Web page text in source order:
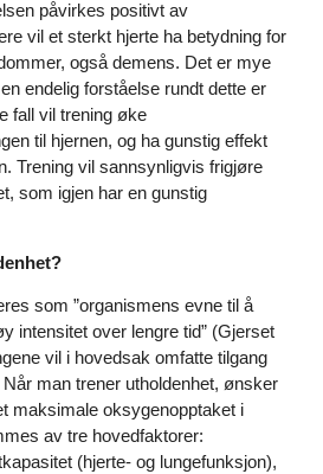
påvirkes positivt av
vil et sterkt hjerte ha betydning for
også demens. Det er mye
endelig forståelse rundt dette er
fall vil trening øke
til hjernen, og ha gunstig effekt
Trening vil sannsynligvis frigjøre
som igjen har en gunstig
som ”organismens evne til å
intensitet over lengre tid” (Gjerset
vil i hovedsak omfatte tilgang
man trener utholdenhet, ønsker
maksimale oksygenopptaket i
av tre hovedfaktorer:
(hjerte- og lungefunksjon),